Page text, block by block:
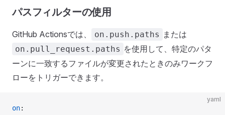
パスフィルターの使用
GitHub Actionsでは、 on.push.paths または
on.pull_request.paths を使用して、特定のパタ
ーンに一致するファイルが変更されたときのみワークフ
ローをトリガーできます。
yaml
on: